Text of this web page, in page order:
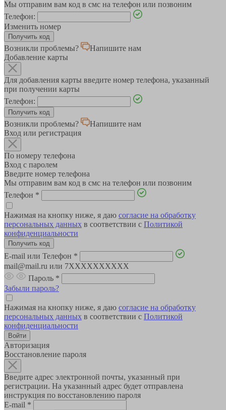
Мы отправим вам код в смс на телефон или позвоним
Телефон:
Изменить номер
Возникли проблемы?
Напишите нам
Добавление карты
Для добавления карты введите номер телефона, указанный
при получении карты
Телефон:
Возникли проблемы?
Напишите нам
Вход или регистрация
По номеру телефона
Вход с паролем
Введите номер телефона
Мы отправим вам код в смс на телефон или позвоним
Телефон *
Нажимая на кнопку ниже, я даю согласие на обработку
персональных данных в соответствии с Политикой
конфиденциальности
E-mail или Телефон *
mail@mail.ru или 7XXXXXXXXXX
Пароль *
Забыли пароль?
Нажимая на кнопку ниже, я даю согласие на обработку
персональных данных в соответствии с Политикой
конфиденциальности
Авторизация
Восстановление пароля
Введите адрес электронной почты, указанный при
регистрации. На указанный адрес будет отправлена
инструкция по восстановлению пароля
E-mail *